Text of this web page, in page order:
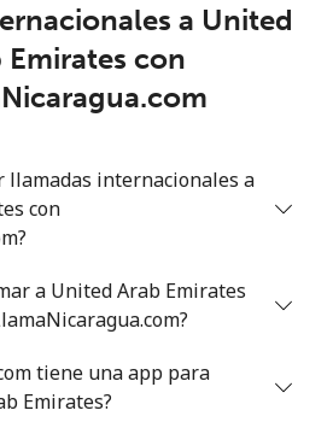
⁦$10⁩
⁦$10⁩
153 min por
57 min por
a United
Emirates con
llamadas internacionales a
con
a United Arab Emirates
tiene una app para
Emirates?